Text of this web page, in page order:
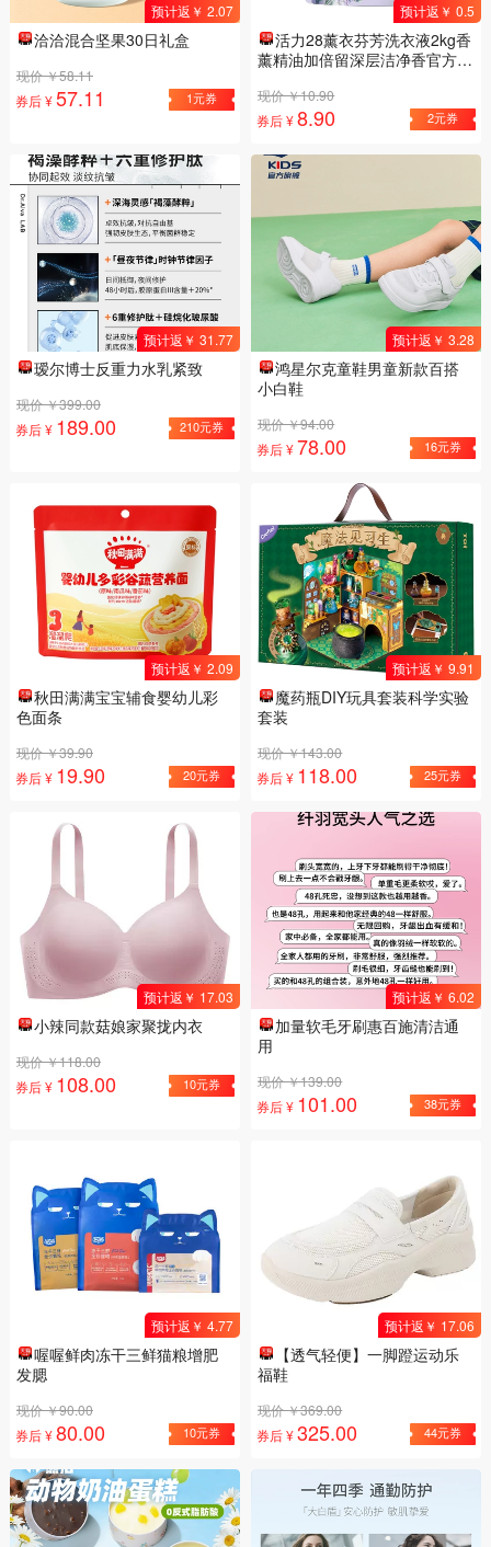
预计返￥ 2.07
洽洽混合坚果30日礼盒
现价 ￥58.11
券后 ¥57.11 1元券
预计返￥ 0.5
活力28薰衣芬芳洗衣液2kg香
薰精油加倍留深层洁净香官方正
现价 ￥10.90
券后 ¥8.90 2元券
预计返￥ 31.77
瑷尔博士反重力水乳紧致
现价 ￥399.00
券后 ¥ 189.00 210元券
预计返￥ 3.28
鸿星尔克童鞋男童新款百搭
小白鞋
现价 ￥94.00
券后 ¥78.00 16元券
预计返￥ 2.09
秋田满满宝宝辅食婴幼儿彩
色面条
现价 ￥39.90
券后 ¥ 19.90 20元券
预计返￥ 9.91
魔药瓶DIY玩具套装科学实验
套装
现价 ￥143.00
券后 ¥ 118.00 25元券
预计返￥ 17.03
小辣同款菇娘家聚拢内衣
现价 ￥118.00
券后 ¥ 108.00 10元券
预计返￥ 6.02
加量软毛牙刷惠百施清洁通
用
现价 ￥139.00
券后 ¥ 101.00 38元券
预计返￥ 4.77
喔喔鲜肉冻干三鲜猫粮增肥
发腮
现价 ￥90.00
券后 ¥80.00 10元券
预计返￥ 17.06
【透气轻便】一脚蹬运动乐
福鞋
现价 ￥369.00
券后 ¥325.00 44元券